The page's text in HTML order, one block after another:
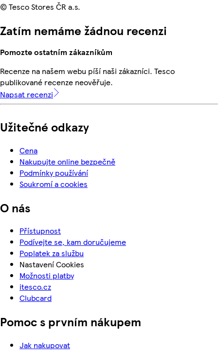
© Tesco Stores ČR a.s.
Zatím nemáme žádnou recenzi
Pomozte ostatním zákazníkům
Recenze na našem webu píší naši zákazníci. Tesco
publikované recenze neověřuje.
Napsat recenzi
Užitečné odkazy
Cena
Nakupujte online bezpečně
Podmínky používání
Soukromí a cookies
O nás
Přístupnost
Podívejte se, kam doručujeme
Poplatek za službu
Nastavení Cookies
Možnosti platby
itesco.cz
Clubcard
Pomoc s prvním nákupem
Jak nakupovat